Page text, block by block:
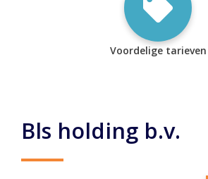
Voordelige tarieven
Bls holding b.v.